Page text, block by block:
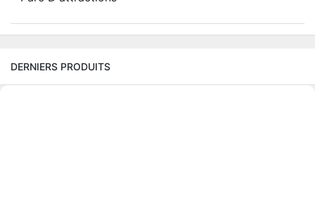
DERNIERS PRODUITS